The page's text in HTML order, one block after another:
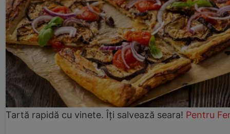
Tartă rapidă cu vinete. Îți salvează seara! Pentru